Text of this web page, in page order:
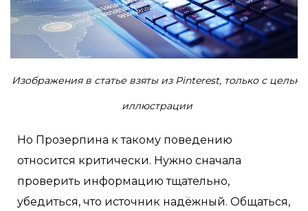
Изображения в статье взяты из Pinterest, только с целью
иллюстрации
Но Прозерпина к такому поведению
относится критически. Нужно сначала
проверить информацию тщательно,
убедиться, что источник надёжный. Общаться,